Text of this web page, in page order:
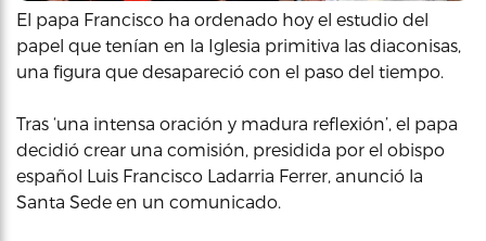
El papa Francisco ha ordenado hoy el estudio del
papel que tenían en la Iglesia primitiva las diaconisas,
una figura que desapareció con el paso del tiempo.
Tras ‘una intensa oración y madura reflexión’, el papa
decidió crear una comisión, presidida por el obispo
español Luis Francisco Ladarria Ferrer, anunció la
Santa Sede en un comunicado.